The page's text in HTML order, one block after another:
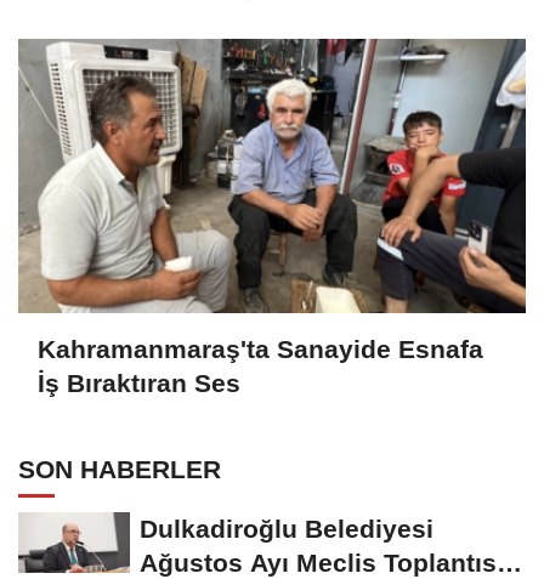
Kahramanmaraş'ta Sanayide Esnafa
İş Bıraktıran Ses
SON HABERLER
Dulkadiroğlu Belediyesi
Ağustos Ayı Meclis Toplantısı